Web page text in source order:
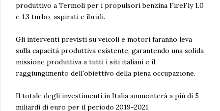
produttivo a Termoli per i propulsori benzina FireFly 1.0
e 1.3 turbo, aspirati e ibridi.
Gli interventi previsti su veicoli e motori faranno leva
sulla capacità produttiva esistente, garantendo una solida
missione produttiva a tutti i siti italiani e il
raggiungimento dell'obiettivo della piena occupazione.
Il totale degli investimenti in Italia ammonterà a più di 5
miliardi di euro per il periodo 2019-2021.